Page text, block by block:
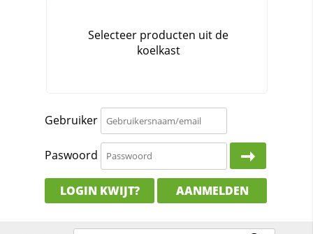
Gebruiker
Paswoord
LOGIN KWIJT? AANMELDEN